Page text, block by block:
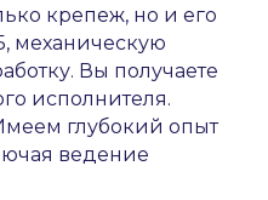
крепеж, но и его
механическую
Вы получаете
исполнителя.
глубокий опыт
ведение